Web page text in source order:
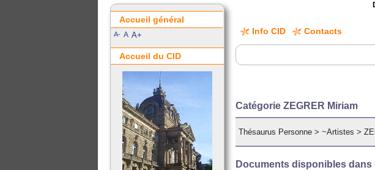
Info CID Contacts
Catégorie ZEGRER Miriam
Thésaurus Personne >~Artistes >
Documents disponibles dans
Accueil général
A- A A+
Accueil du CID